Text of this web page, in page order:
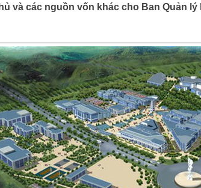
và các nguồn vốn khác cho Ban Quản